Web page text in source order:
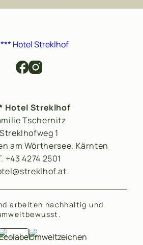
Hotel Streklhof
Tschernitz
Streklhofweg 1
am Wörthersee, Kärnten
+43 4274 2501
arbeiten nachhaltig und